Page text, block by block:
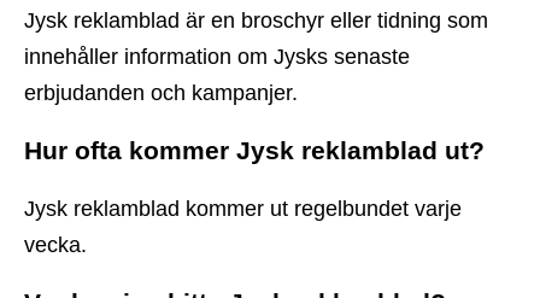
Jysk reklamblad är en broschyr eller tidning som
innehåller information om Jysks senaste
erbjudanden och kampanjer.
Hur ofta kommer Jysk reklamblad ut?
Jysk reklamblad kommer ut regelbundet varje
vecka.